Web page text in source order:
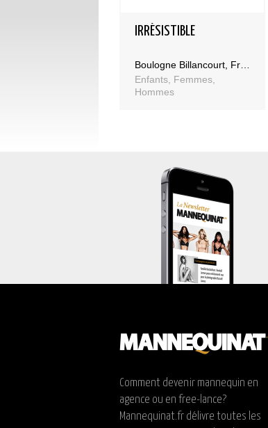
IRRÉSISTIBLE
Enfants, Femmes,
Hommes
Comment devenir mannequin en
agence ou en free-lance?
Mannequinat.fr délivre toutes les